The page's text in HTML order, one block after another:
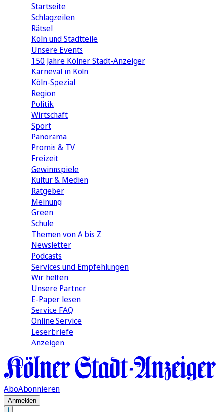
Startseite
Schlagzeilen
Rätsel
Köln und Stadtteile
Unsere Events
150 Jahre Kölner Stadt-Anzeiger
Karneval in Köln
Köln-Spezial
Region
Politik
Wirtschaft
Sport
Panorama
Promis & TV
Freizeit
Gewinnspiele
Kultur & Medien
Ratgeber
Meinung
Green
Schule
Themen von A bis Z
Newsletter
Podcasts
Services und Empfehlungen
Wir helfen
Unsere Partner
E-Paper lesen
Service FAQ
Online Service
Leserbriefe
Anzeigen
AboAbonnieren
Anmelden